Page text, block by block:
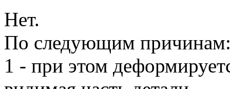
Нет.
По следующим
1 - при этом